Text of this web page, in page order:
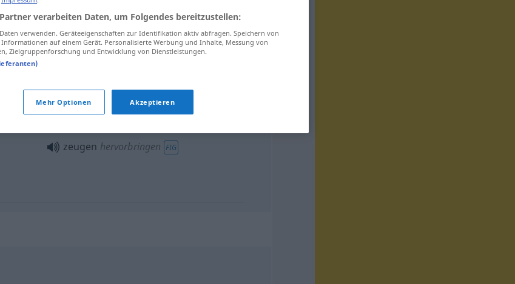
zeugen BIOL
zeugenbesonders von Haustieren
zeugen hervorbringen FIG
verarbeiten Daten, um Folgendes bereitzustellen:
verwenden. Geräteeigenschaften zur Identifikation aktiv abfragen. Speichern von
auf einem Gerät. Personalisierte Werbung und Inhalte, Messung von
Zielgruppenforschung und Entwicklung von Dienstleistungen.
Mehr Optionen Akzeptieren